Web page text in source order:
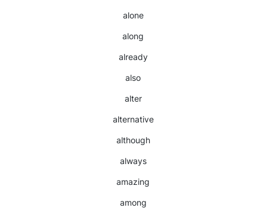
alone
along
already
also
alter
alternative
although
always
amazing
among